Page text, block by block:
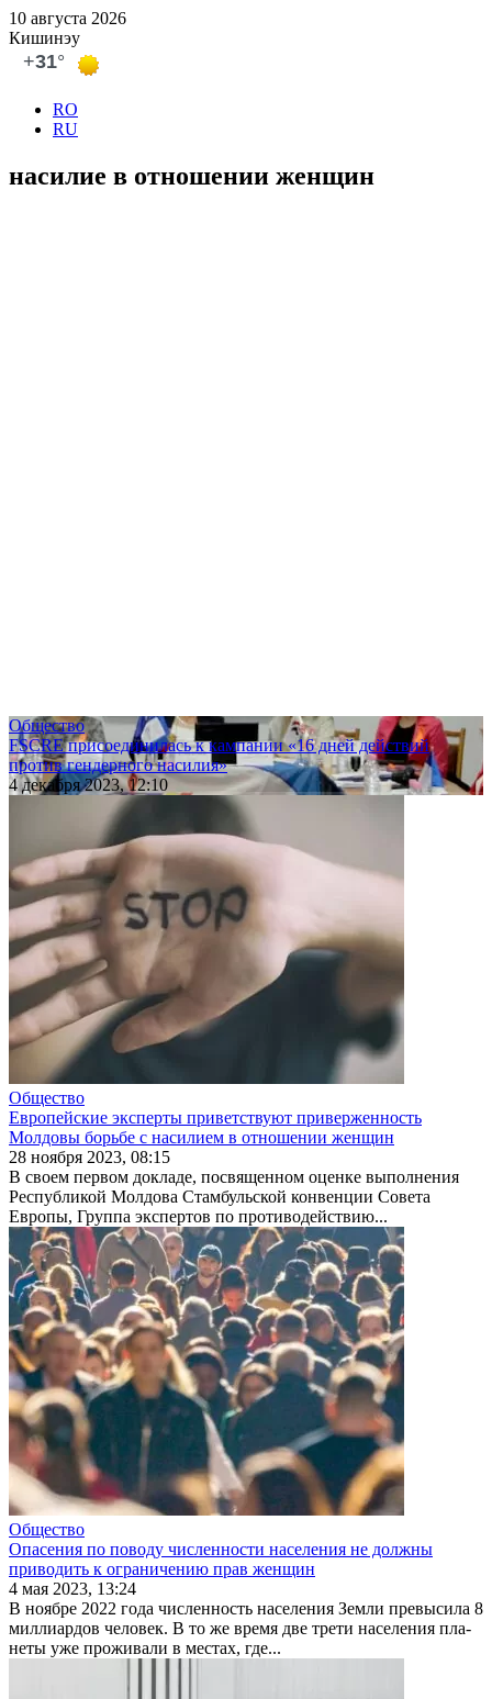
10 августа 2026
Кишинэу
RO
RU
насилие в отношении женщин
Общество
FSCRE присоединилась к кампании «16 дней действий
против гендерного насилия»
4 декабря 2023, 12:10
Общество
Европейские эксперты приветствуют приверженность
Молдовы борьбе с насилием в отношении женщин
28 ноября 2023, 08:15
В своем первом докладе, посвященном оценке выполнения
Республикой Молдова Стамбульской конвенции Совета
Европы, Группа экспертов по противодействию...
Общество
Опасения по поводу численности населения не должны
приводить к ограничению прав женщин
4 мая 2023, 13:24
В ноябре 2022 года численность населения Земли превысила 8
миллиардов человек. В то же время две трети населения пла­
неты уже проживали в местах, где...